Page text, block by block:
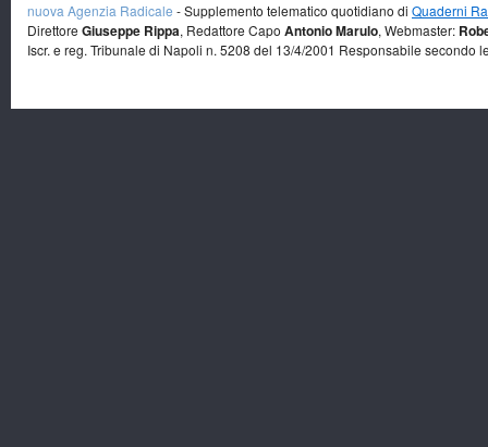
nuova Agenzia Radicale - Supplemento telematico quotidiano di Quaderni
Direttore Giuseppe Rippa, Redattore Capo Antonio Marulo, Webmaster:
Iscr. e reg. Tribunale di Napoli n. 5208 del 13/4/2001 Responsabile secondo